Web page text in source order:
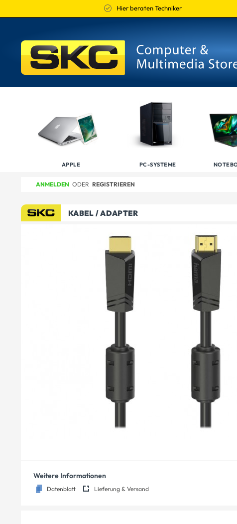
Hier beraten Techniker
APPLE PC-SYSTEME
ANMELDEN ODER REGISTRIEREN
KABEL / ADAPTER
Weitere Informationen
Datenblatt Lieferung & Versand